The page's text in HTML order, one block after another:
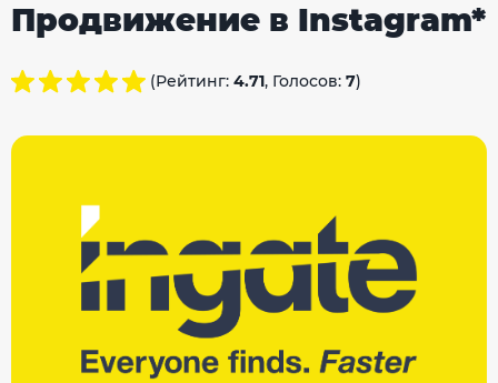
Продвижение в Instagram*
(Рейтинг: 4.71, Голосов: 7)